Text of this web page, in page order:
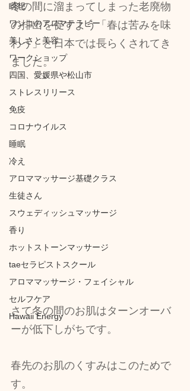
瞑想
ワンコのアロマテラピー
美しさと美容
ワークショップ
四国、愛媛県や松山市
ストレスリリース
免疫
コロナウイルス
睡眠
冷え
アロママッサージ基礎クラス
生徒さん
スウェディッシュマッサージ
香り
ホットストーンマッサージ
taeセラピストスクール
アロママッサージ・フェイシャル
セルフケア
Hawaii Energy
冬の間に溜まってしまった老廃物
の排出を促すよう「春は苦みを味
わう」と日本では長らくされてき
ました。
さて冬の間のお肌はターンオーバ
ーが低下しがちです。
春先のお肌のくすみはこのためで
す。